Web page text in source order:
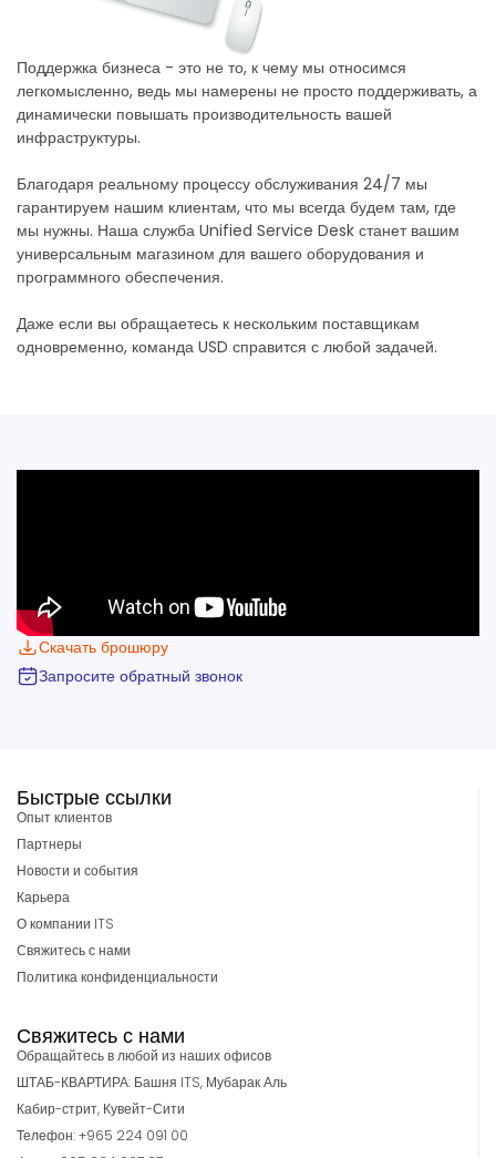
Поддержка бизнеса - это не то, к чему мы относимся
легкомысленно, ведь мы намерены не просто поддерживать, а
динамически повышать производительность вашей
инфраструктуры.
Благодаря реальному процессу обслуживания 24/7 мы
гарантируем нашим клиентам, что мы всегда будем там, где
мы нужны. Наша служба Unified Service Desk станет вашим
универсальным магазином для вашего оборудования и
программного обеспечения.
Даже если вы обращаетесь к нескольким поставщикам
одновременно, команда USD справится с любой задачей.
Скачать брошюру
Запросите обратный звонок
Быстрые ссылки
Опыт клиентов
Партнеры
Новости и события
Карьера
О компании ITS
Свяжитесь с нами
Политика конфиденциальности
Свяжитесь с нами
Обращайтесь в любой из наших офисов
ШТАБ-КВАРТИРА: Башня ITS, Мубарак Аль
Кабир-стрит, Кувейт-Сити
Телефон: +965 224 091 00